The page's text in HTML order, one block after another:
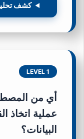
كشف
LEVEL 1
أي من
عملية اتخاذ
البيانات؟